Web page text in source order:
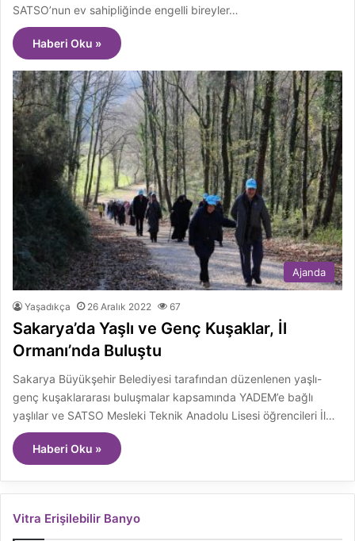
SATSO’nun ev sahipliğinde engelli bireyler…
Haberi Oku »
Ajanda
Yaşadıkça 26 Aralık 2022 67
Sakarya’da Yaşlı ve Genç Kuşaklar, İl
Ormanı’nda Buluştu
Sakarya Büyükşehir Belediyesi tarafından düzenlenen yaşlı-
genç kuşaklararası buluşmalar kapsamında YADEM’e bağlı
yaşlılar ve SATSO Mesleki Teknik Anadolu Lisesi öğrencileri İl…
Haberi Oku »
Vitra Erişilebilir Banyo